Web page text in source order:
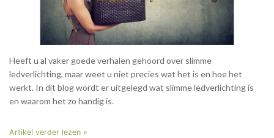
Heeft u al vaker goede verhalen gehoord over slimme
ledverlichting, maar weet u niet precies wat het is en hoe het
werkt. In dit blog wordt er uitgelegd wat slimme ledverlichting is
en waarom het zo handig is.
Artikel verder lezen »